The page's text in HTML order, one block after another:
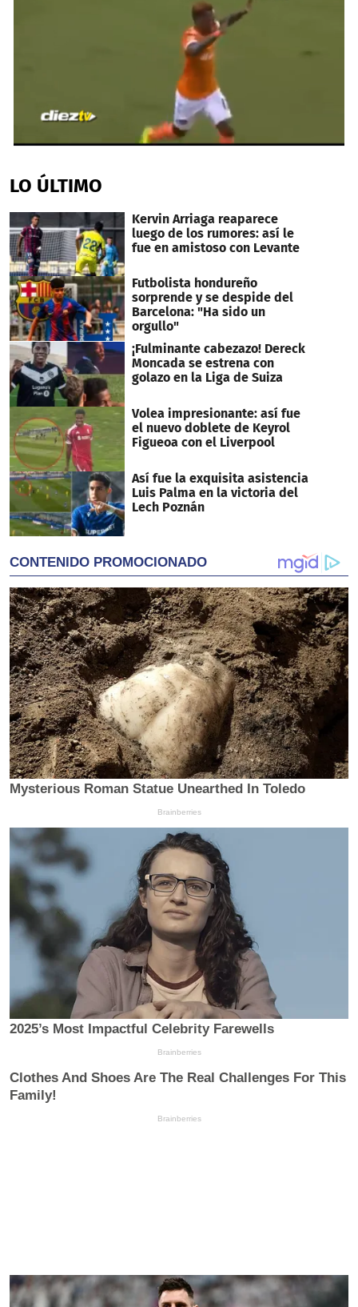
of
56
LO ÚLTIMO
Kervin Arriaga reaparece
luego de los rumores: así le
fue en amistoso con Levante
Futbolista hondureño
sorprende y se despide del
Barcelona: "Ha sido un
orgullo"
¡Fulminante cabezazo! Dereck
Moncada se estrena con
golazo en la Liga de Suiza
Volea impresionante: así fue
el nuevo doblete de Keyrol
Figueoa con el Liverpool
Así fue la exquisita asistencia
Luis Palma en la victoria del
Lech Poznán